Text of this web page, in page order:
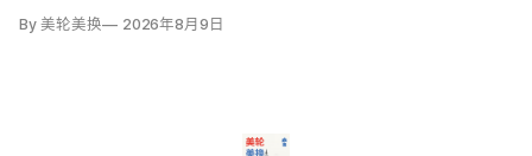
By 美轮美换 2026年8月9日